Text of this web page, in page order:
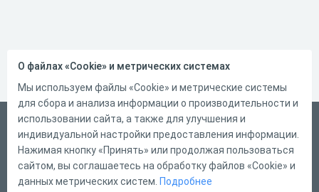
Русский
Справка
Форма обратной связи
О файлах «Cookie» и метрических системах
Мы используем файлы «Cookie» и метрические системы
для сбора и анализа информации о производительности и
использовании сайта, а также для улучшения и
индивидуальной настройки предоставления информации.
Нажимая кнопку «Принять» или продолжая пользоваться
сайтом, вы соглашаетесь на обработку файлов «Cookie» и
данных метрических систем. Подробнее